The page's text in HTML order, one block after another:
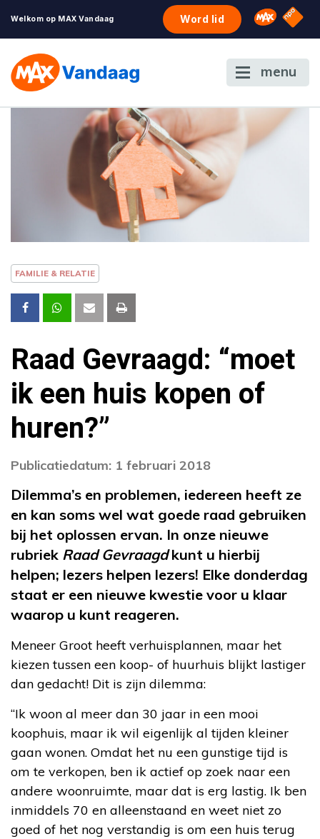
Welkom op MAX Vandaag Word lid Omroep
NPO
menu
FAMILIE & RELATIE
Raad Gevraagd: “moet
ik een huis kopen of
huren?”
Publicatiedatum: 1 februari 2018
Dilemma’s en problemen, iedereen heeft ze
en kan soms wel wat goede raad gebruiken
bij het oplossen ervan. In onze nieuwe
rubriek Raad Gevraagdkunt u hierbij
helpen; lezers helpen lezers! Elke donderdag
staat er een nieuwe kwestie voor u klaar
waarop u kunt reageren.
Meneer Groot heeft verhuisplannen, maar het
kiezen tussen een koop- of huurhuis blijkt lastiger
dan gedacht! Dit is zijn dilemma:
“Ik woon al meer dan 30 jaar in een mooi
koophuis, maar ik wil eigenlijk al tijden kleiner
gaan wonen. Omdat het nu een gunstige tijd is
om te verkopen, ben ik actief op zoek naar een
andere woonruimte, maar dat is erg lastig. Ik ben
inmiddels 70 en alleenstaand en weet niet zo
goed of het nog verstandig is om een huis terug